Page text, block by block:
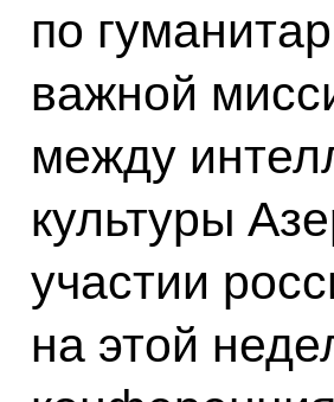
по
важной
между
культуры
участии
на этой